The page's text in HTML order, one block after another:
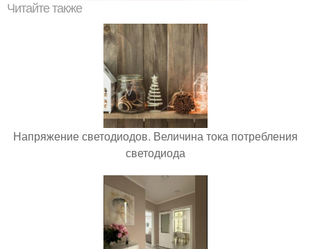
Читайте также
Напряжение светодиодов. Величина тока потребления
светодиода